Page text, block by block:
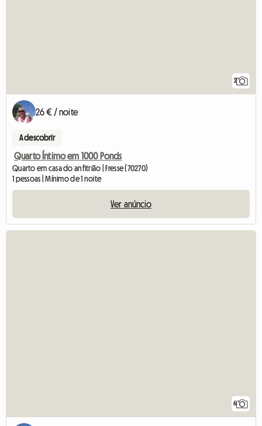
2
26 € / noite
A descobrir
Quarto Íntimo em 1000 Ponds
Quarto em casa do anfitrião | Fresse (70270)
1 pessoas | Mínimo de 1 noite
Ver anúncio
6